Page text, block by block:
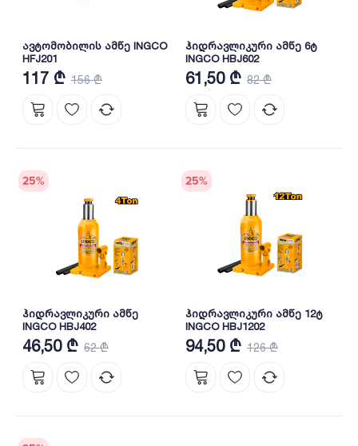
ავტომობილის ამწე INGCO
HFJ201
117 ₾ 156 ₾
ჰიდრავლიკური ამწე 6ტ
INGCO HBJ602
61,50 ₾ 82 ₾
25%
ჰიდრავლიკური ამწე
INGCO HBJ402
46,50 ₾ 62 ₾
25%
ჰიდრავლიკური ამწე 12ტ
INGCO HBJ1202
94,50 ₾ 126 ₾